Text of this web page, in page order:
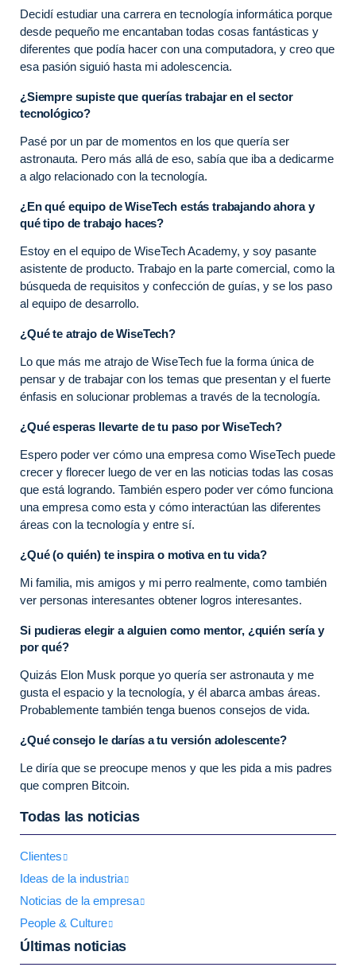
Decidí estudiar una carrera en tecnología informática porque
desde pequeño me encantaban todas cosas fantásticas y
diferentes que podía hacer con una computadora, y creo que
esa pasión siguió hasta mi adolescencia.
¿Siempre supiste que querías trabajar en el sector
tecnológico?
Pasé por un par de momentos en los que quería ser
astronauta. Pero más allá de eso, sabía que iba a dedicarme
a algo relacionado con la tecnología.
¿En qué equipo de WiseTech estás trabajando ahora y
qué tipo de trabajo haces?
Estoy en el equipo de WiseTech Academy, y soy pasante
asistente de producto. Trabajo en la parte comercial, como la
búsqueda de requisitos y confección de guías, y se los paso
al equipo de desarrollo.
¿Qué te atrajo de WiseTech?
Lo que más me atrajo de WiseTech fue la forma única de
pensar y de trabajar con los temas que presentan y el fuerte
énfasis en solucionar problemas a través de la tecnología.
¿Qué esperas llevarte de tu paso por WiseTech?
Espero poder ver cómo una empresa como WiseTech puede
crecer y florecer luego de ver en las noticias todas las cosas
que está logrando. También espero poder ver cómo funciona
una empresa como esta y cómo interactúan las diferentes
áreas con la tecnología y entre sí.
¿Qué (o quién) te inspira o motiva en tu vida?
Mi familia, mis amigos y mi perro realmente, como también
ver personas interesantes obtener logros interesantes.
Si pudieras elegir a alguien como mentor, ¿quién sería y
por qué?
Quizás Elon Musk porque yo quería ser astronauta y me
gusta el espacio y la tecnología, y él abarca ambas áreas.
Probablemente también tenga buenos consejos de vida.
¿Qué consejo le darías a tu versión adolescente?
Le diría que se preocupe menos y que les pida a mis padres
que compren Bitcoin.
Todas las noticias
Clientes
Ideas de la industria
Noticias de la empresa
People & Culture
Últimas noticias